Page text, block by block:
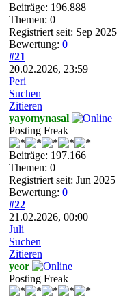
Beiträge: 196.888
Themen: 0
Registriert seit: Sep 2025
Bewertung: 0
#21
20.02.2026, 23:59
Peri
Suchen
Zitieren
yayomynasal
Posting Freak
Beiträge: 197.166
Themen: 0
Registriert seit: Jun 2025
Bewertung: 0
#22
21.02.2026, 00:00
Juli
Suchen
Zitieren
yeor
Posting Freak